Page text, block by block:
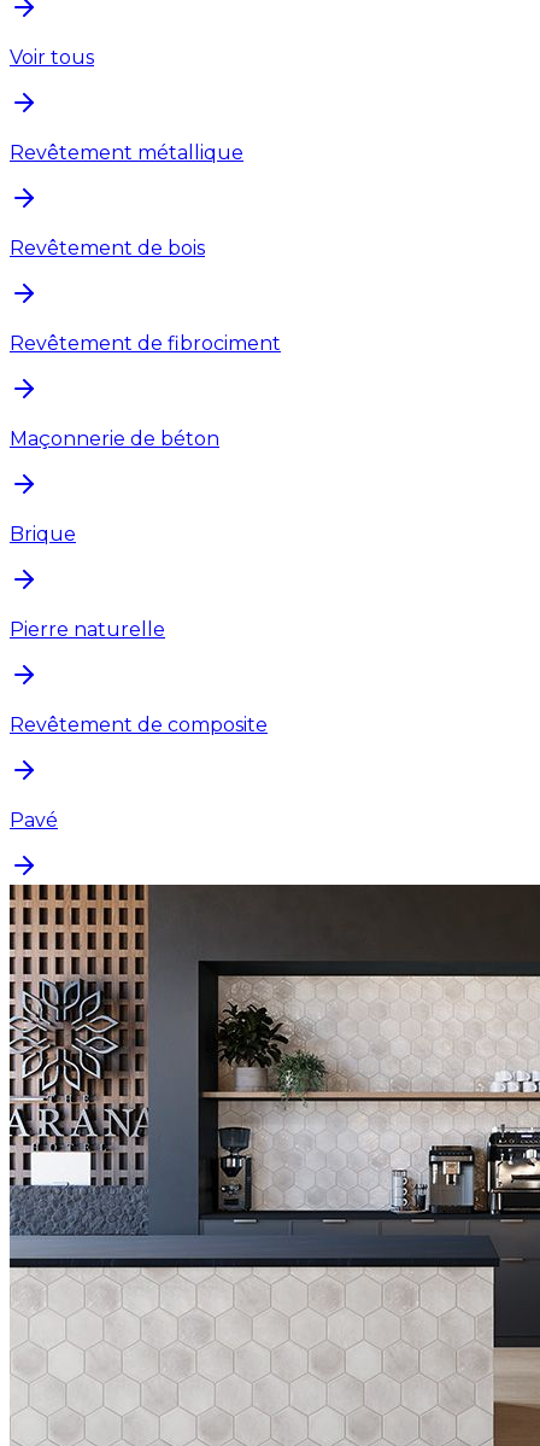
Voir tous
Revêtement métallique
Revêtement de bois
Revêtement de fibrociment
Maçonnerie de béton
Brique
Pierre naturelle
Revêtement de composite
Pavé